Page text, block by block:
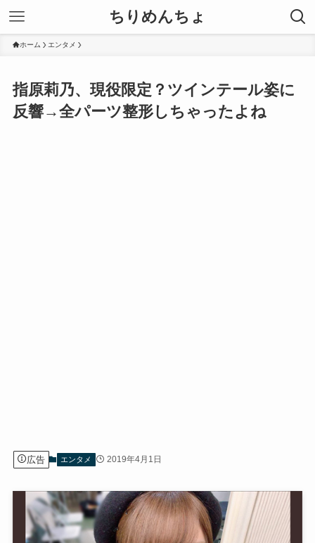
ちりめんちょ
ホーム エンタメ
指原莉乃、現役限定？ツインテール姿に
反響→全パーツ整形しちゃったよね
広告 エンタメ 2019年4月1日